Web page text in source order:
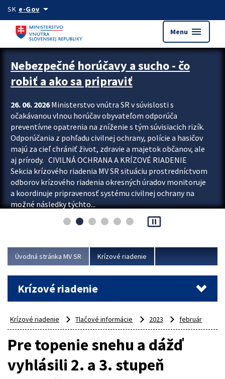
Preskocit na hlavný obsah
SK e-Govarrow_drop_down
Menu menu
Zastavit automatický posun upútavok
Nebezpečné horúčavy a sucho - čo
robiť a ako sa pripraviť
26. 06. 2026Ministerstvo vnútra SR v súvislosti s
očakávanou vlnou horúčav obyvateľom odporúča
preventívne opatrenia na zníženie s tým súvisiacich rizík.
Odporúčania z pohľadu civilnej ochrany, polície a hasičov
majú za cieľ chrániť život, zdravie a majetok občanov, ale
aj prírody. CIVILNÁ OCHRANA A KRÍZOVÉ RIADENIE
Sekcia krízového riadenia MV SR situáciu prostredníctvom
odborov krízového riadenia okresných úradov monitoruje
a koordinuje pripravenosť systému civilnej ochrany na
možné následky týchto...
pause_presentation
Úvodná stránka MV SR Krízové riadenie
Krízové riadenie
Krízové riadenie Tlačové informácie 2023 február
Pre topenie snehu a dážď
vyhlásili 2. a 3. stupeň